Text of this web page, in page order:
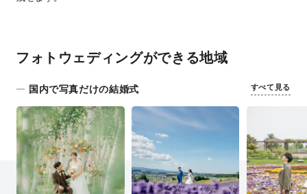
フォトウェディングができる地域
国内で写真だけの結婚式 すべて見る